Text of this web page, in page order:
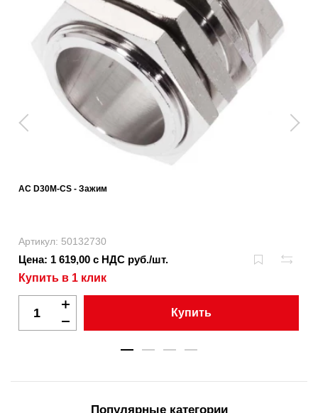
AC D30M-CS - Зажим
Артикул: 50132730
Цена: 1 619,00 с НДС руб./шт.
Купить в 1 клик
Купить
Популярные категории